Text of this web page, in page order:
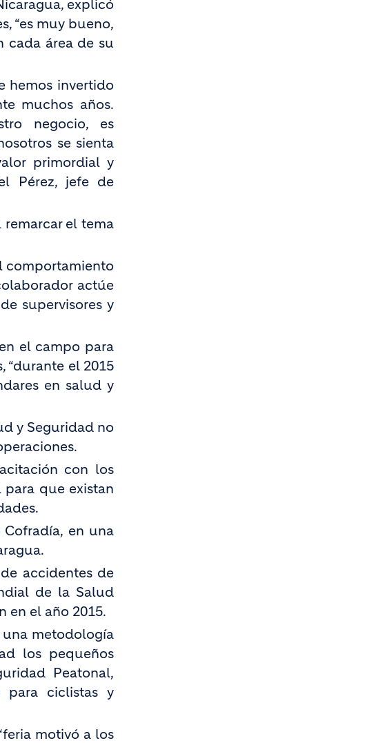
explicó
“es muy bueno,
cada área de su
hemos invertido
muchos años.
negocio, es
se sienta
primordial y
Pérez, jefe de
el tema
comportamiento
actúe
supervisores y
el campo para
“durante el 2015
en salud y
y Seguridad no
con los
que existan
en una
accidentes de
de la Salud
en el año 2015.
una metodología
los pequeños
Peatonal,
para ciclistas y
motivó a los